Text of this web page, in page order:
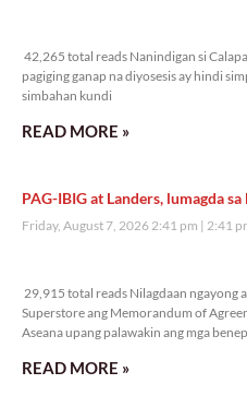
42,265 total reads Nanindigan si
pagiging ganap na diyosesis ay hindi
simbahan kundi
READ MORE »
PAG-IBIG at Landers, lumagda
Friday, August 7, 2026 2:41 pm 2:41
29,915 total reads Nilagdaan ngayong
Superstore ang Memorandum of
Aseana upang palawakin ang mga
READ MORE »